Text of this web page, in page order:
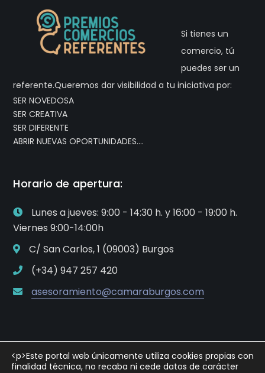
Si tienes un
comercio, tú
puedes ser un
referente.Queremos dar visibilidad a tu iniciativa por:
SER NOVEDOSA
SER CREATIVA
SER DIFERENTE
ABRIR NUEVAS OPORTUNIDADES….
Horario de apertura:
Lunes a jueves: 9:00 - 14:30 h. y 16:00 - 19:00 h.
Viernes 9:00-14:00h
C/ San Carlos, 1 (09003) Burgos
(+34) 947 257 420
asesoramiento@camaraburgos.com
<p>Este portal web únicamente utiliza cookies propias con
finalidad técnica, no recaba ni cede datos de carácter